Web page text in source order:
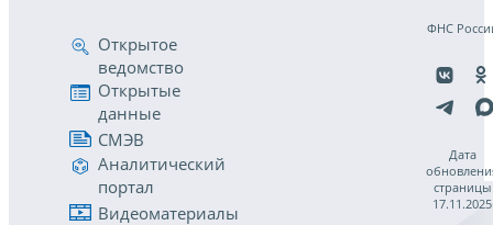
Открытое
ведомство
Открытые
данные
СМЭВ
Аналитический
портал
Видеоматериалы
ФНС
Дата
страницы
17.11.2025